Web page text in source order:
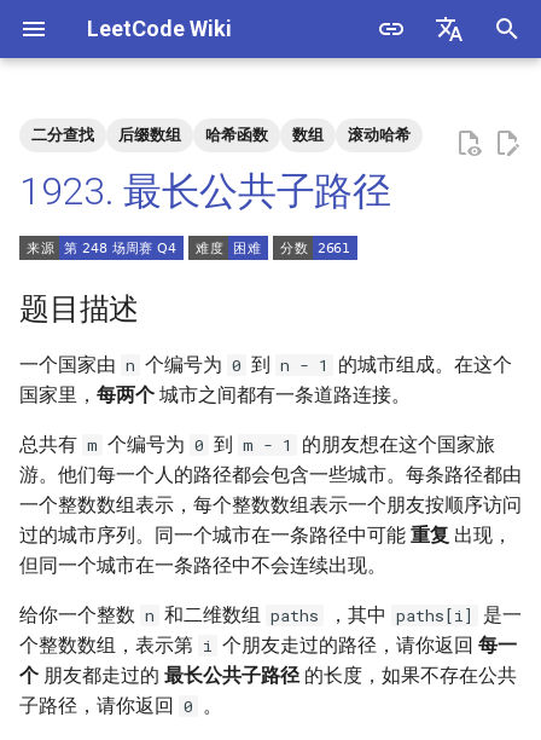
LeetCode Wiki
始
化
搜
引
7. 重建二叉树
9. 用两个栈实现队列
10.1. 斐波那契数列
10.2. 青蛙跳台阶问题
11. 旋转数组的最小数字
12. 矩阵中的路径
数
4. 只出现一次的数字
5. 单词长度的最大乘积
6. 排序数组中两个数字之和
7. 数组中和为 0 的三个数
8. 和大于等于 target 的最短子
数组
9. 乘积小于 K 的子数组
1.5. 一次编辑
1.6. 字符串压缩
1.7. 旋转矩阵
1.8. 零矩阵
1.9. 字符串轮转
2.1. 移除重复节点
二分查找 后缀数组 哈希函数 数组 滚动哈希
1923. 最长公共子路径
题目描述
一个国家由 n 个编号为 0 到 n - 1
的城市组成。在这个
国家里， 每两个 城市之间都有一条道路连接。
总共有 m 个编号为 0 到 m - 1
的朋友想在这个国家旅
游。他们每一个人的路径都会包含一些城市。每条路径都由
一个整数数组表示，每个整数数组表示一个朋友按顺序访问
过的城市序列。同一个城市在一条路径中可能 重复 出现，
但同一个城市在一条路径中不会连续出现。
给你一个整数 n 和二维数组 paths ，其中 paths[i]
是一
个整数数组，表示第 i 个朋友走过的路径，请你返回 每一
个 朋友都走过的 最长公共子路径的长度，如果不存在公共
子路径，请你返回 0 。